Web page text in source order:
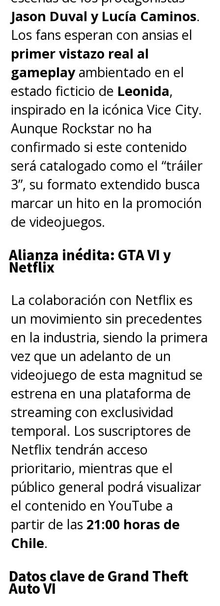
Jason Duval y Lucía Caminos.
Los fans esperan con ansias el
primer vistazo real al
gameplayambientado en el
estado ficticio de Leonida,
inspirado en la icónica Vice City.
Aunque Rockstar no ha
confirmado si este contenido
será catalogado como el “tráiler
3”, su formato extendido busca
marcar un hito en la promoción
de videojuegos.
Alianza inédita: GTA VI y
Netflix
La colaboración con Netflix es
un movimiento sin precedentes
en la industria, siendo la primera
vez que un adelanto de un
videojuego de esta magnitud se
estrena en una plataforma de
streaming con exclusividad
temporal. Los suscriptores de
Netflix tendrán acceso
prioritario, mientras que el
público general podrá visualizar
el contenido en YouTube a
partir de las 21:00 horas de
Chile.
Datos clave de Grand Theft
Auto VI